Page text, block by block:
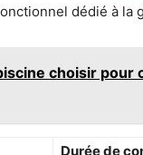
dédié à la
choisir pour
Durée de